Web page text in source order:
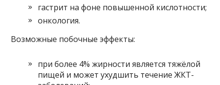
гастрит на фоне повышенной кислотности;
онкология.
Возможные побочные эффекты:
при более 4% жирности является тяжёлой
пищей и может ухудшить течение ЖКТ-